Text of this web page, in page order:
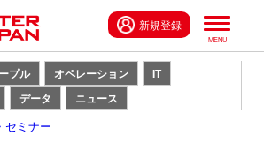
新規登録
プル オペレーション
IT
データ ニュース
セミナー